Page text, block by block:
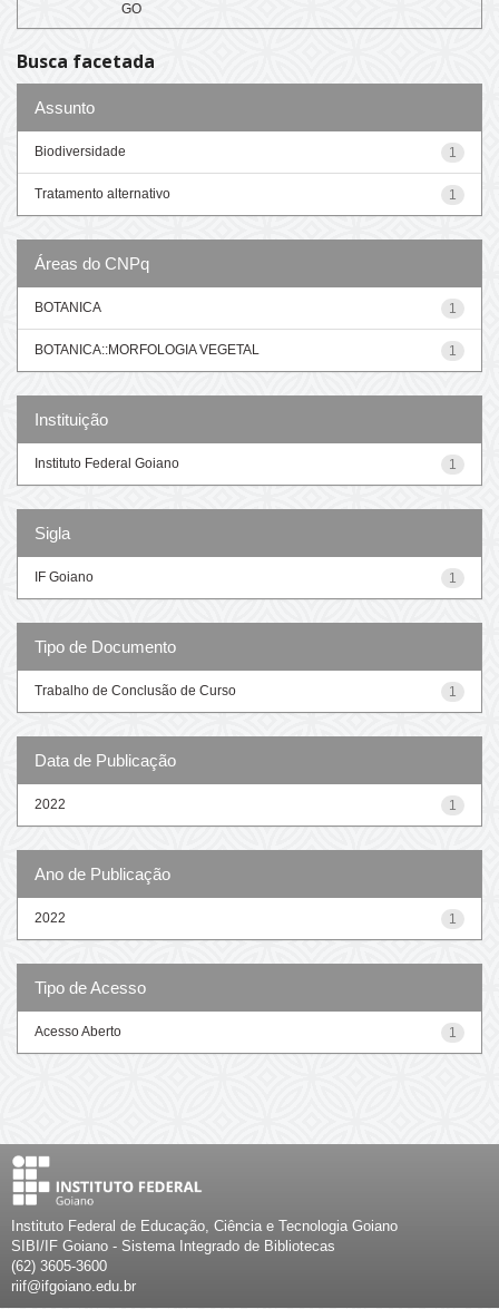
GO
Busca facetada
Assunto
1
Biodiversidade
1
Tratamento alternativo
Áreas do CNPq
1
BOTANICA
1
BOTANICA::MORFOLOGIA VEGETAL
Instituição
1
Instituto Federal Goiano
Sigla
1
IF Goiano
Tipo de Documento
1
Trabalho de Conclusão de Curso
Data de Publicação
1
2022
Ano de Publicação
1
2022
Tipo de Acesso
1
Acesso Aberto
Instituto Federal de Educação, Ciência e Tecnologia Goiano
SIBI/IF Goiano - Sistema Integrado de Bibliotecas
(62) 3605-3600
riif@ifgoiano.edu.br